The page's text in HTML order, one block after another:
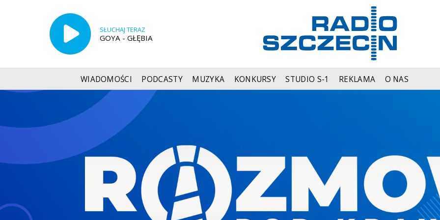
SŁUCHAJ TERAZ
GOYA - GŁĘBIA
WIADOMOŚCI PODCASTY MUZYKA KONKURSY STUDIO S-1 REKLAMA O NAS